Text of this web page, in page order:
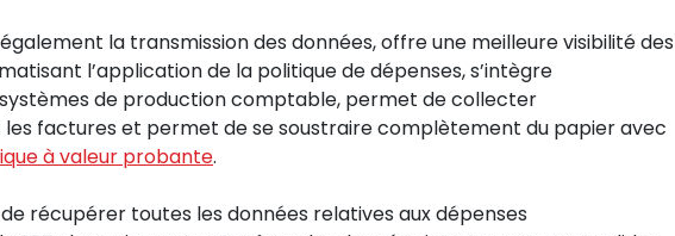
la transmission des données, offre une meilleure visibilité des
l’application de la politique de dépenses, s’intègre
de production comptable, permet de collecter
factures et permet de se soustraire complètement du papier avec
à valeur probante.
récupérer toutes les données relatives aux dépenses